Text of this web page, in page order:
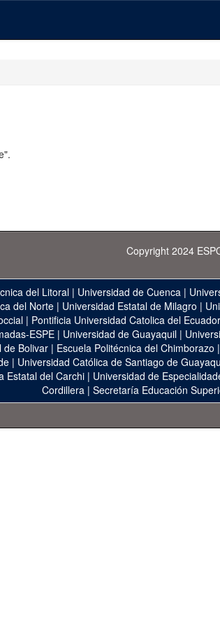
Copyright 2024
del Litoral | Universidad de Cuenca |
del Norte| Universidad Estatal de Milagro |
| Pontificia Universidad Catolica del Ecuador
ESPE | Universidad de Guayaquil |
de Bolivar| Escuela Politécnica del Chimborazo |
| Universidad Católica de Santiago de
Estatal del Carchi | Universidad de
Cordillera| Secretaría Educación